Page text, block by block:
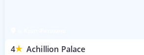
4 Achillion Palace